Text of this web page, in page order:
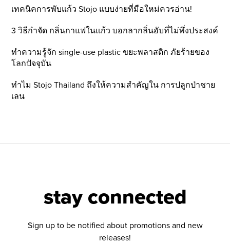
เทคนิคการพับแก้ว Stojo แบบง่ายที่มือใหม่ควรอ่าน!
3 วิธีกำจัด กลิ่นกาแฟในแก้ว บอกลากลิ่นอับที่ไม่พึ่งประสงค์
ทำความรู้จัก single-use plastic ขยะพลาสติก ภัยร้ายของ
โลกปัจจุบัน
ทำไม Stojo Thailand ถึงให้ความสำคัญใน การปลูกป่าชาย
เลน
stay connected
Sign up to be notified about promotions and new
releases!